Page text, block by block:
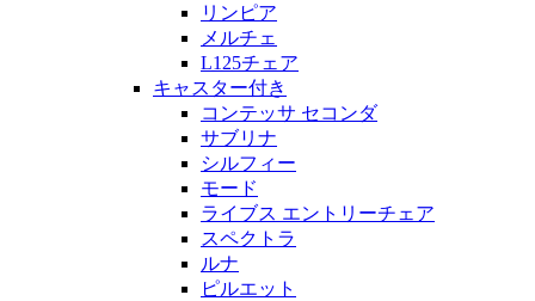
リンピア
メルチェ
L125チェア
キャスター付き
コンテッサ セコンダ
サブリナ
シルフィー
モード
ライブス エントリーチェア
スペクトラ
ルナ
ピルエット